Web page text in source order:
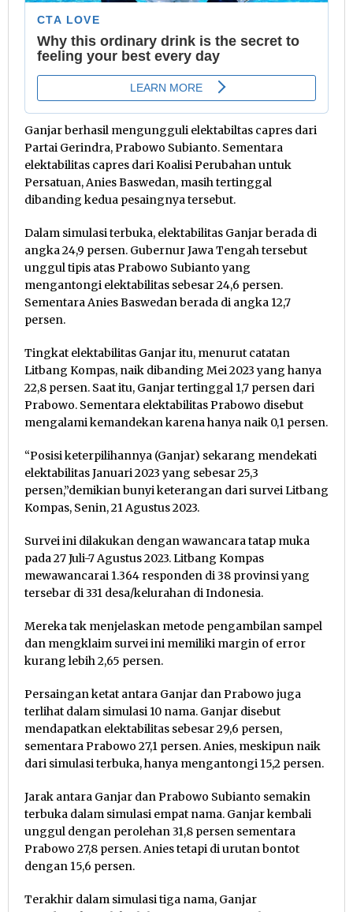
Ganjar berhasil mengungguli elektabiltas capres dari
Partai Gerindra, Prabowo Subianto. Sementara
elektabilitas capres dari Koalisi Perubahan untuk
Persatuan, Anies Baswedan, masih tertinggal
dibanding kedua pesaingnya tersebut.
Dalam simulasi terbuka, elektabilitas Ganjar berada di
angka 24,9 persen. Gubernur Jawa Tengah tersebut
unggul tipis atas Prabowo Subianto yang
mengantongi elektabilitas sebesar 24,6 persen.
Sementara Anies Baswedan berada di angka 12,7
persen.
Tingkat elektabilitas Ganjar itu, menurut catatan
Litbang Kompas, naik dibanding Mei 2023 yang hanya
22,8 persen. Saat itu, Ganjar tertinggal 1,7 persen dari
Prabowo. Sementara elektabilitas Prabowo disebut
mengalami kemandekan karena hanya naik 0,1 persen.
“Posisi keterpilihannya (Ganjar) sekarang mendekati
elektabilitas Januari 2023 yang sebesar 25,3
persen,”demikian bunyi keterangan dari survei Litbang
Kompas, Senin, 21 Agustus 2023.
Survei ini dilakukan dengan wawancara tatap muka
pada 27 Juli-7 Agustus 2023. Litbang Kompas
mewawancarai 1.364 responden di 38 provinsi yang
tersebar di 331 desa/kelurahan di Indonesia.
Mereka tak menjelaskan metode pengambilan sampel
dan mengklaim survei ini memiliki margin of error
kurang lebih 2,65 persen.
Persaingan ketat antara Ganjar dan Prabowo juga
terlihat dalam simulasi 10 nama. Ganjar disebut
mendapatkan elektabilitas sebesar 29,6 persen,
sementara Prabowo 27,1 persen. Anies, meskipun naik
dari simulasi terbuka, hanya mengantongi 15,2 persen.
Jarak antara Ganjar dan Prabowo Subianto semakin
terbuka dalam simulasi empat nama. Ganjar kembali
unggul dengan perolehan 31,8 persen sementara
Prabowo 27,8 persen. Anies tetapi di urutan bontot
dengan 15,6 persen.
Terakhir dalam simulasi tiga nama, Ganjar